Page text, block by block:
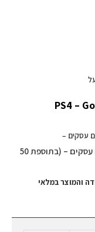
PS4 –
משלוח באמצעות שליח עד הבית – עד 2 ימים עסקים – (בתוספת 50
והמוצר במלאי